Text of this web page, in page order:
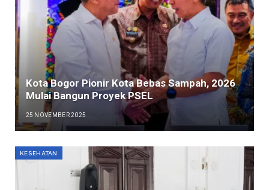
Kota Bogor Pionir Kota Bebas Sampah, 2026
Mulai Bangun Proyek PSEL
25 NOVEMBER 2025
KESEHATAN